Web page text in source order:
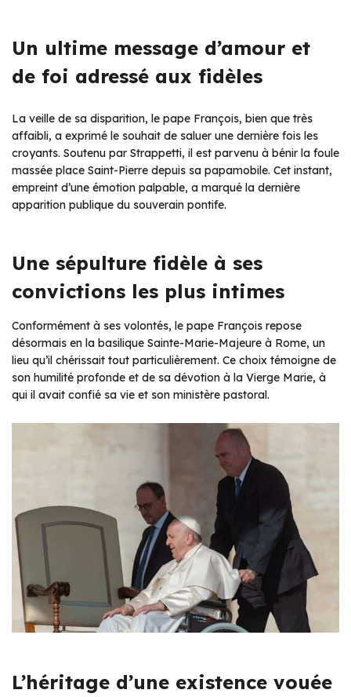
Un ultime message d’amour et
de foi adressé aux fidèles
La veille de sa disparition, le pape François, bien que très
affaibli, a exprimé le souhait de saluer une dernière fois les
croyants. Soutenu par Strappetti, il est parvenu à bénir la foule
massée place Saint-Pierre depuis sa papamobile. Cet instant,
empreint d’une émotion palpable, a marqué la dernière
apparition publique du souverain pontife.
Une sépulture fidèle à ses
convictions les plus intimes
Conformément à ses volontés, le pape François repose
désormais en la basilique Sainte-Marie-Majeure à Rome, un
lieu qu’il chérissait tout particulièrement. Ce choix témoigne de
son humilité profonde et de sa dévotion à la Vierge Marie, à
qui il avait confié sa vie et son ministère pastoral.
L’héritage d’une existence vouée